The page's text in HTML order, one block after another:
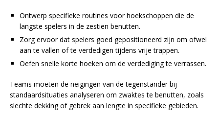
Ontwerp specifieke routines voor hoekschoppen die de
langste spelers in de zestien benutten.
Zorg ervoor dat spelers goed gepositioneerd zijn om ofwel
aan te vallen of te verdedigen tijdens vrije trappen.
Oefen snelle korte hoeken om de verdediging te verrassen.
Teams moeten de neigingen van de tegenstander bij
standaardsituaties analyseren om zwaktes te benutten, zoals
slechte dekking of gebrek aan lengte in specifieke gebieden.